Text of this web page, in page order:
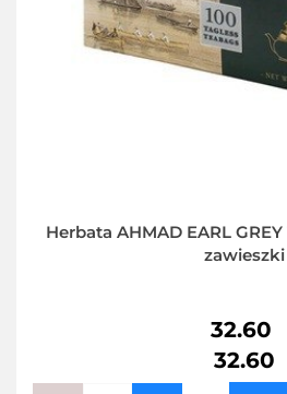
Herbata AHMAD EARL
zawieszki
32.60
32.60